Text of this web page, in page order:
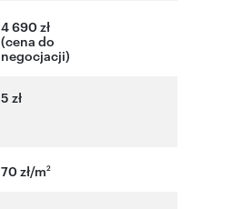
4 690 zł
(cena do
negocjacji)
5 zł
70 zł/m2